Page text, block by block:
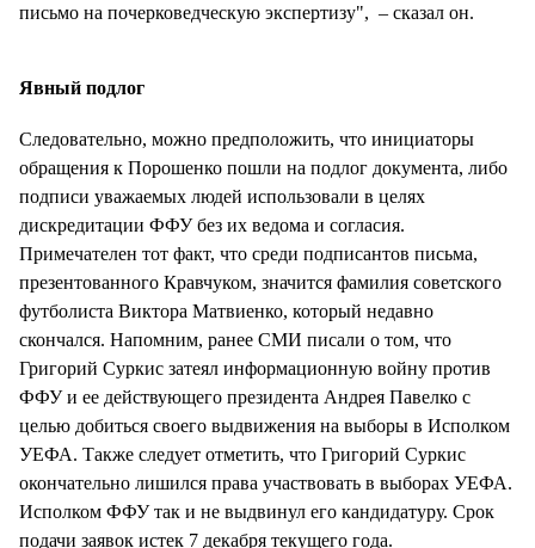
письмо на почерковедческую экспертизу", – сказал он.
Явный подлог
Следовательно, можно предположить, что инициаторы
обращения к Порошенко пошли на подлог документа, либо
подписи уважаемых людей использовали в целях
дискредитации ФФУ без их ведома и согласия.
Примечателен тот факт, что среди подписантов письма,
презентованного Кравчуком, значится фамилия советского
футболиста Виктора Матвиенко, который недавно
скончался. Напомним, ранее СМИ писали о том, что
Григорий Суркис затеял информационную войну против
ФФУ и ее действующего президента Андрея Павелко с
целью добиться своего выдвижения на выборы в Исполком
УЕФА. Также следует отметить, что Григорий Суркис
окончательно лишился права участвовать в выборах УЕФА.
Исполком ФФУ так и не выдвинул его кандидатуру. Срок
подачи заявок истек 7 декабря текущего года.